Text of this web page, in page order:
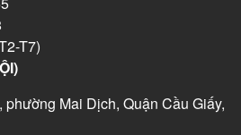
T7)
Mai Dịch, Quận Cầu Giấy,